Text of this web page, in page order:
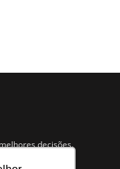
decisões.